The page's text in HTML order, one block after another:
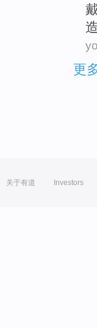
更
关于有道 Investors